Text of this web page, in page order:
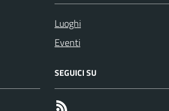
Luoghi
Eventi
SEGUICI SU